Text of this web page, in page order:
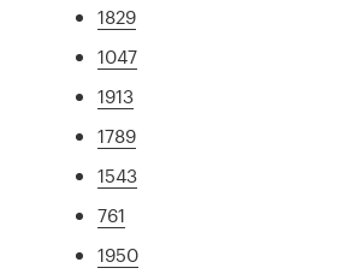
1829
1047
1913
1789
1543
761
1950